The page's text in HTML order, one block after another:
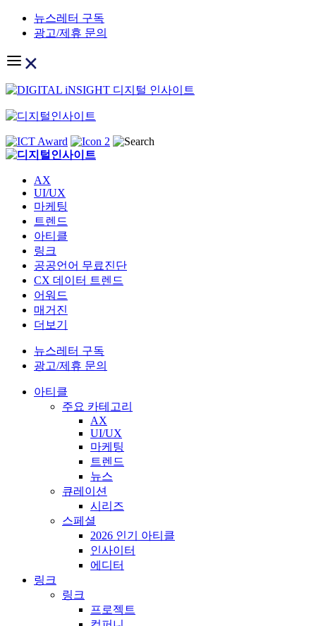
Skip
content
뉴스레터 구독
광고/제휴 문의
AX
UI/UX
마케팅
트렌드
아티클
링크
공공언어 무료진단
CX 데이터 트렌드
어워드
매거진
더보기
뉴스레터 구독
광고/제휴 문의
아티클
주요 카테고리
AX
UI/UX
마케팅
트렌드
뉴스
큐레이션
시리즈
스페셜
2026 인기 아티클
인사이터
에디터
링크
링크
프로젝트